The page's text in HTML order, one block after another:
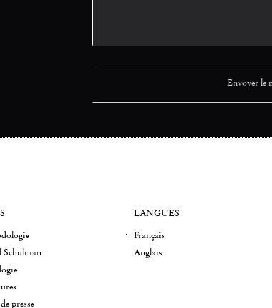
Schulman
presse
LANGUES
Français
Anglais